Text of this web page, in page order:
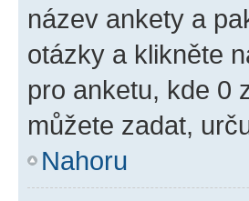
název ankety a
otázky a klikněte
pro anketu, kde 0
můžete zadat,
Nahoru